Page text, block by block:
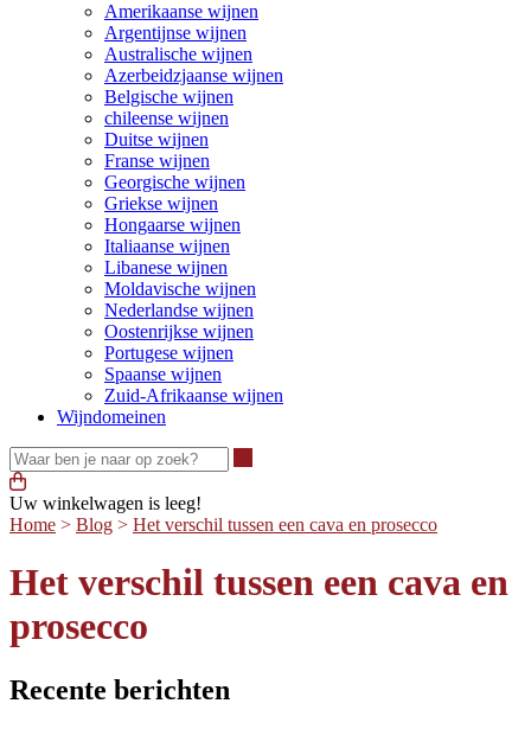
Amerikaanse wijnen
Argentijnse wijnen
Australische wijnen
Azerbeidzjaanse wijnen
Belgische wijnen
chileense wijnen
Duitse wijnen
Franse wijnen
Georgische wijnen
Griekse wijnen
Hongaarse wijnen
Italiaanse wijnen
Libanese wijnen
Moldavische wijnen
Nederlandse wijnen
Oostenrijkse wijnen
Portugese wijnen
Spaanse wijnen
Zuid-Afrikaanse wijnen
Wijndomeinen
Uw winkelwagen is leeg!
Home > Blog > Het verschil tussen een cava en prosecco
Het verschil tussen een cava en
prosecco
Recente berichten